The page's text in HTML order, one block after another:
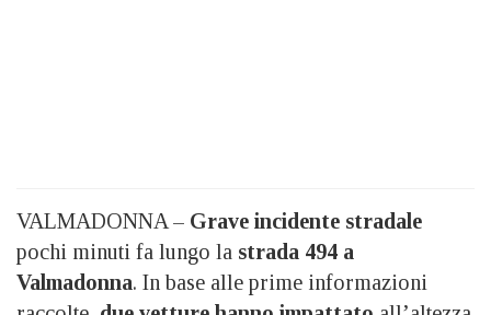
VALMADONNA – Grave incidente stradale
pochi minuti fa lungo la strada 494 a
Valmadonna. In base alle prime informazioni